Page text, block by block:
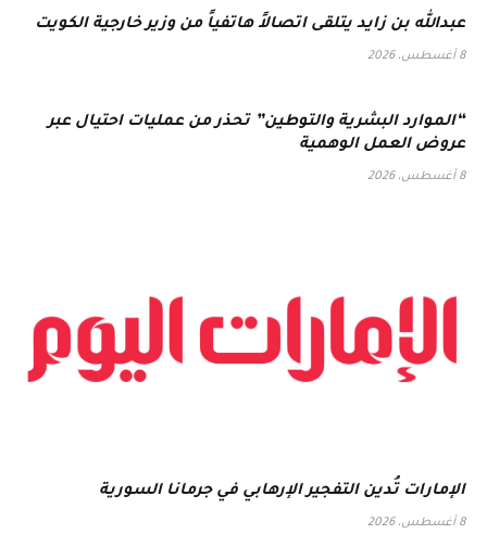
عبدالله بن زايد يتلقى اتصالاً هاتفياً من وزير خارجية الكويت
8 أغسطس، 2026
“الموارد البشرية والتوطين” تحذر من عمليات احتيال عبر
عروض العمل الوهمية
8 أغسطس، 2026
الإمارات تُدين التفجير الإرهابي في جرمانا السورية
8 أغسطس، 2026